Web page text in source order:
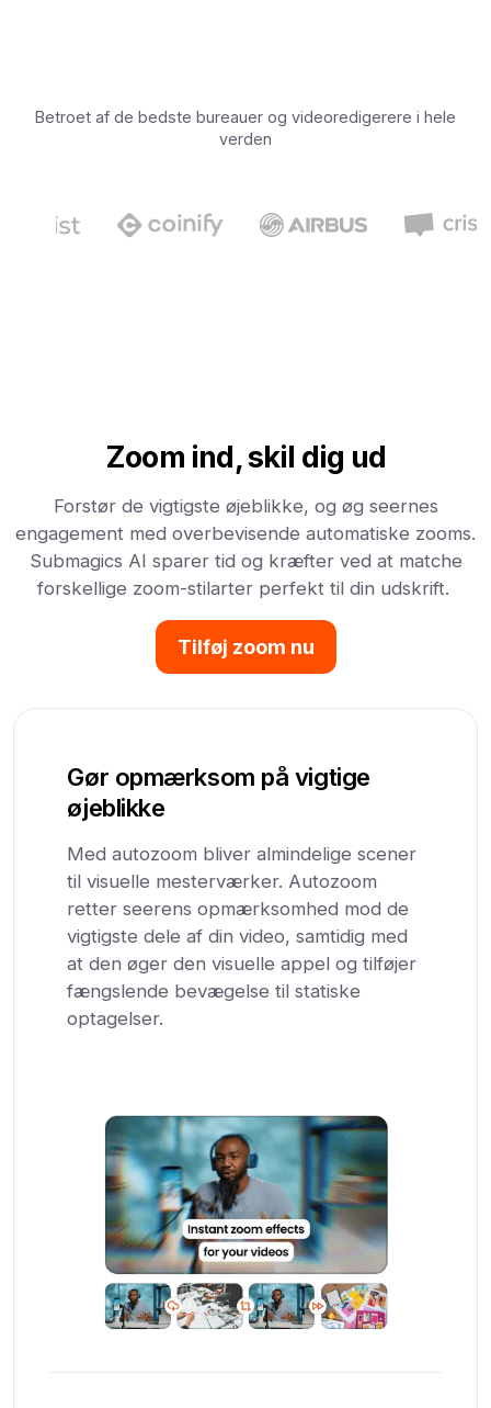
Betroet af de bedste bureauer og videoredigerere i hele
verden
Zoom ind, skil dig ud
Forstør de vigtigste øjeblikke, og øg seernes
engagement med overbevisende automatiske zooms.
Submagics AI sparer tid og kræfter ved at matche
forskellige zoom-stilarter perfekt til din udskrift.
Tilføj zoom nu
Gør opmærksom på vigtige
øjeblikke
Med autozoom bliver almindelige scener
til visuelle mesterværker. Autozoom
retter seerens opmærksomhed mod de
vigtigste dele af din video, samtidig med
at den øger den visuelle appel og tilføjer
fængslende bevægelse til statiske
optagelser.